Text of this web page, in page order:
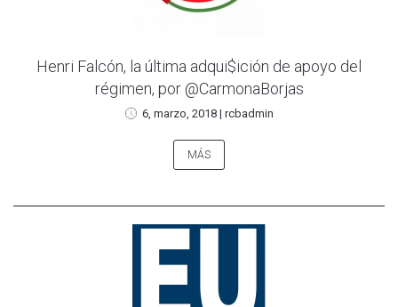
Henri Falcón, la última adqui$ición de apoyo del
régimen, por @CarmonaBorjas
6, marzo, 2018 | rcbadmin
MÁS